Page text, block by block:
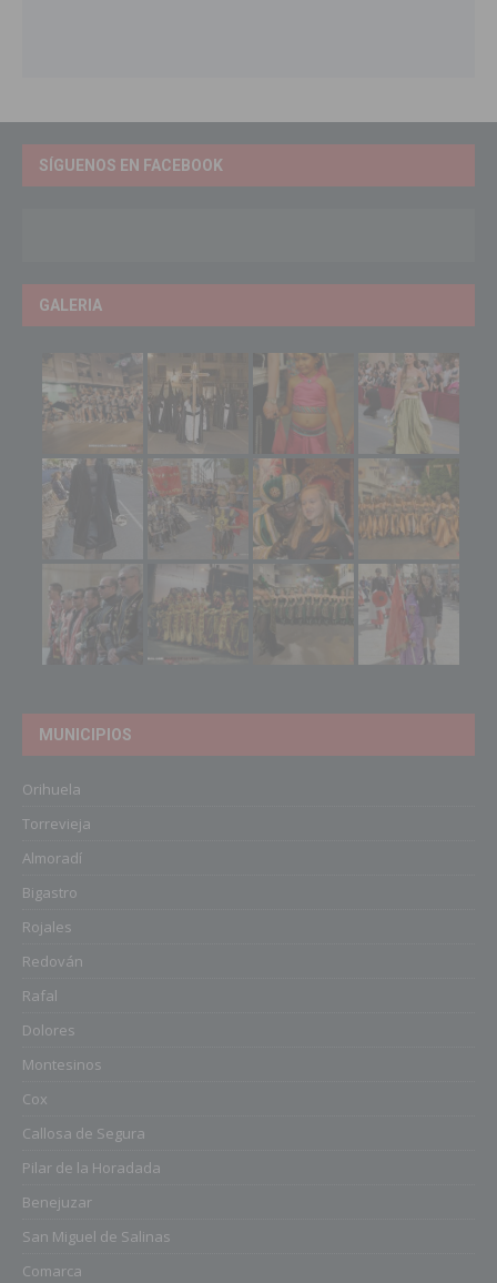
SÍGUENOS EN FACEBOOK
GALERIA
MUNICIPIOS
Orihuela
Torrevieja
Almoradí
Bigastro
Rojales
Redován
Rafal
Dolores
Montesinos
Cox
Callosa de Segura
Pilar de la Horadada
Benejuzar
San Miguel de Salinas
Comarca